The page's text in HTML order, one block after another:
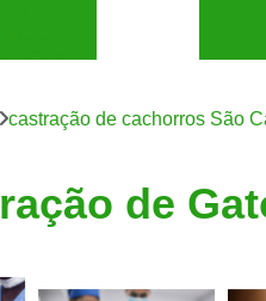
animais
para
tártaro
castração de cachorros São
de